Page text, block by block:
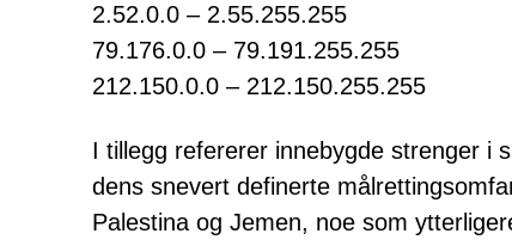
2.52.0.0 – 2.55.255.255
79.176.0.0 – 79.191.255.255
212.150.0.0 – 212.150.255.255
I tillegg refererer innebygde strenger i
dens snevert definerte
Palestina og Jemen, noe som